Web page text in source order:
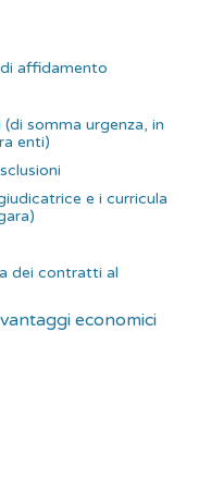
affidamento
somma urgenza, in
enti)
e i curricula
dei contratti al
economici